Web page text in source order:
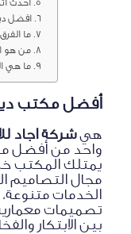
أحدث
افضل
ما
من هو
ما هي
أفضل مكتب
هيشركة اجاد
واحد من أفضل
مجال التصاميم
الخدمات
تصميمات
بين الابتكار